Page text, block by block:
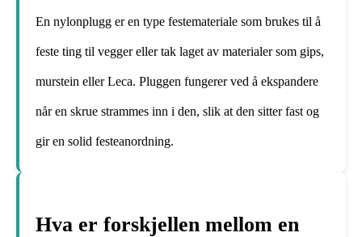
En nylonplugg er en type festemateriale som brukes til å
feste ting til vegger eller tak laget av materialer som gips,
murstein eller Leca. Pluggen fungerer ved å ekspandere
når en skrue strammes inn i den, slik at den sitter fast og
gir en solid festeanordning.
Hva er forskjellen mellom en